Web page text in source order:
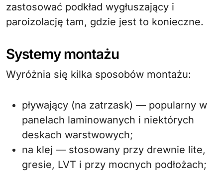
zastosować podkład wygłuszający i
paroizolację tam, gdzie jest to konieczne.
Systemy montażu
Wyróżnia się kilka sposobów montażu:
pływający (na zatrzask) — popularny w
panelach laminowanych i niektórych
deskach warstwowych;
na klej — stosowany przy drewnie lite,
gresie, LVT i przy mocnych podłożach;